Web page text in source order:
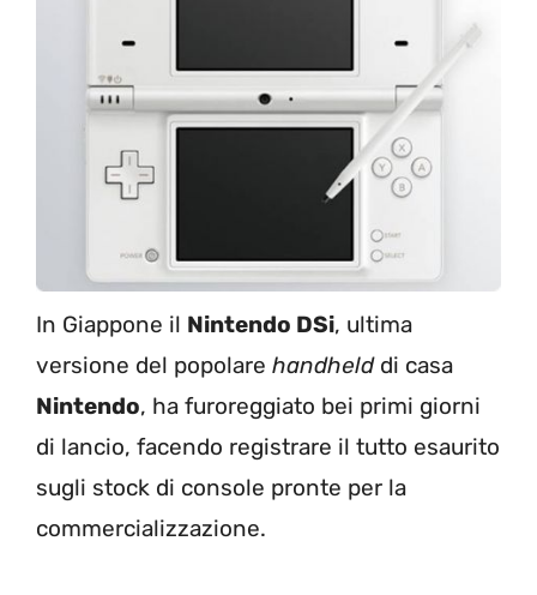
In Giappone il Nintendo DSi, ultima
versione del popolare handheld di casa
Nintendo, ha furoreggiato bei primi giorni
di lancio, facendo registrare il tutto esaurito
sugli stock di console pronte per la
commercializzazione.